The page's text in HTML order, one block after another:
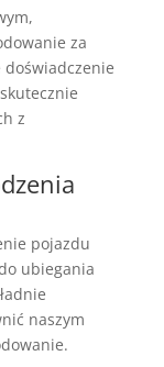
za
doświadczenie
z
pojazdu
ubiegania
naszym